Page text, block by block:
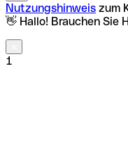
Nutzungshinweis zum
👋 Hallo! Brauchen Sie
1